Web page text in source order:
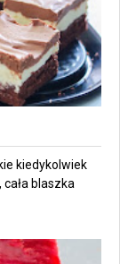
kiedykolwiek
blaszka